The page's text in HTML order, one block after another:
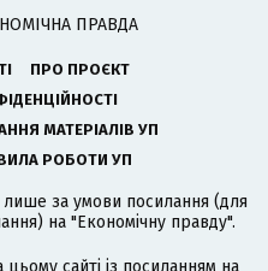
ПРАВДА
ПРО ПРОЄКТ
МАТЕРІАЛІВ УП
РОБОТИ УП
лише за умови посилання (для
на "Економічну правду".